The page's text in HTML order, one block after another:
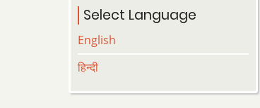
Select Language
English
हिन्दी